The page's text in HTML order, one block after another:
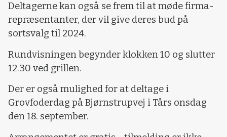
Deltagerne kan også se frem til at møde firma-
repræsentanter, der vil give deres bud på
sortsvalg til 2024.
Rundvisningen begynder klokken 10 og slutter
12.30 ved grillen.
Der er også mulighed for at deltage i
Grovfoderdag på Bjørnstrupvej i Tårs onsdag
den 18. september.